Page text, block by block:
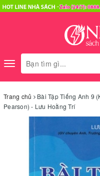
Toggle
navigation
Trang chủ
Bài Tập Tiếng Anh 9
Pearson) - Lưu Hoằng Trí